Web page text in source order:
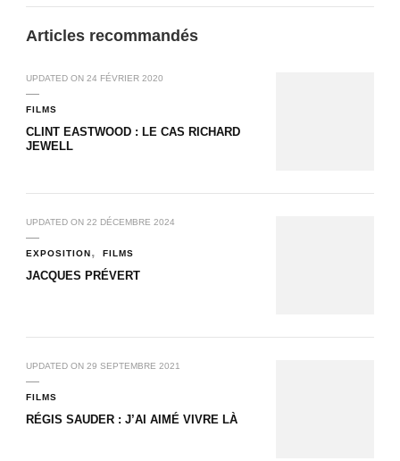
Articles recommandés
UPDATED ON 24 FÉVRIER 2020
FILMS
CLINT EASTWOOD : LE CAS RICHARD
JEWELL
UPDATED ON 22 DÉCEMBRE 2024
EXPOSITION FILMS
JACQUES PRÉVERT
UPDATED ON 29 SEPTEMBRE 2021
FILMS
RÉGIS SAUDER : J’AI AIMÉ VIVRE LÀ